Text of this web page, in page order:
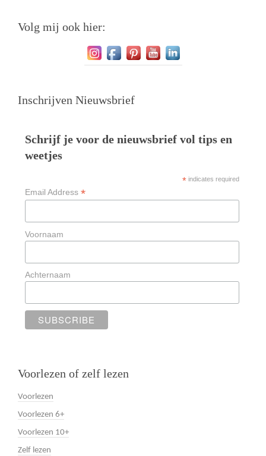
Volg mij ook hier:
Inschrijven Nieuwsbrief
Schrijf je voor de nieuwsbrief vol tips en
weetjes
*indicates required
Email Address *
Voornaam
Achternaam
Voorlezen of zelf lezen
Voorlezen
Voorlezen 6+
Voorlezen 10+
Zelf lezen